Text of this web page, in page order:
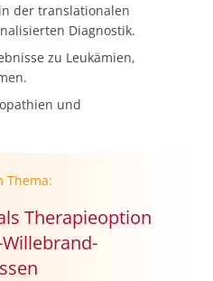
der translationalen
Diagnostik.
zu Leukämien,
und
Thema:
Therapieoption